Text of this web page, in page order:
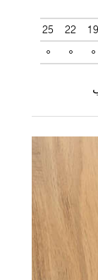
22
25
28